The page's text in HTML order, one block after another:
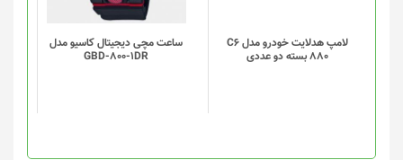
لامپ هدلایت خودرو مدل C6
880 بسته دو عددی
ساعت مچی دیجیتال کاسیو مدل
GBD-800-1DR